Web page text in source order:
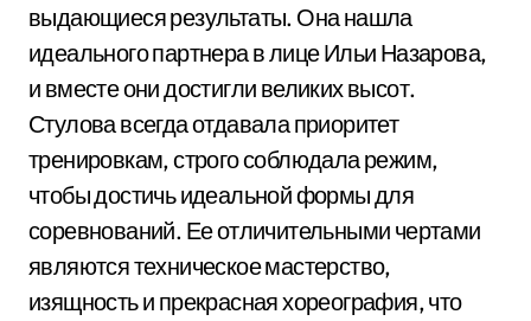
выдающиеся результаты. Она нашла
идеального партнера в лице Ильи Назарова,
и вместе они достигли великих высот.
Стулова всегда отдавала приоритет
тренировкам, строго соблюдала режим,
чтобы достичь идеальной формы для
соревнований. Ее отличительными чертами
являются техническое мастерство,
изящность и прекрасная хореография, что